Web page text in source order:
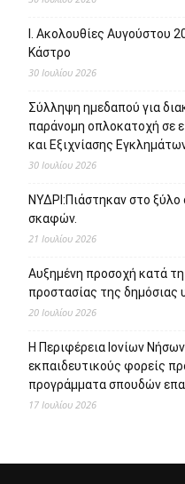
Ι. Ακολουθίες Αυγούστου
Κάστρο
30 Ιουλίου 2026
Σύλληψη ημεδαπού για
παράνομη οπλοκατοχή σε
και Εξιχνίασης
30 Ιουλίου 2026
ΝΥΔΡΙ:Πιάστηκαν στο ξύλο
σκαφών.
21 Ιουλίου 2026
Αυξημένη προσοχή κατά
προστασίας της δημόσιας
20 Ιουλίου 2026
Η Περιφέρεια Ιονίων
εκπαιδευτικούς φορείς
προγράμματα σπουδών
17 Ιουλίου 2026